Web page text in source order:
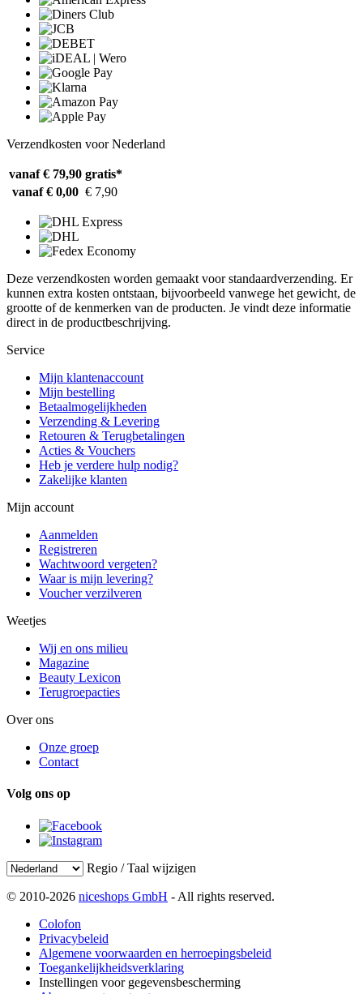
Verzendkosten voor Nederland
vanaf € 79,90 gratis*
vanaf € 0,00 € 7,90
Deze verzendkosten worden gemaakt voor standaardverzending. Er
kunnen extra kosten ontstaan, bijvoorbeeld vanwege het gewicht, de
grootte of de kenmerken van de producten. Je vindt deze informatie
direct in de productbeschrijving.
Service
Mijn klantenaccount
Mijn bestelling
Betaalmogelijkheden
Verzending & Levering
Retouren & Terugbetalingen
Acties & Vouchers
Heb je verdere hulp nodig?
Zakelijke klanten
Mijn account
Aanmelden
Registreren
Wachtwoord vergeten?
Waar is mijn levering?
Voucher verzilveren
Weetjes
Wij en ons milieu
Magazine
Beauty Lexicon
Terugroepacties
Over ons
Onze groep
Contact
Volg ons op
Regio / Taal wijzigen
© 2010-2026 niceshops GmbH - All rights reserved.
Colofon
Privacybeleid
Algemene voorwaarden en herroepingsbeleid
Toegankelijkheidsverklaring
Instellingen voor gegevensbescherming